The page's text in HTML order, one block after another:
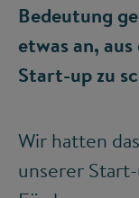
Bedeutung
etwas an,
Start-up zu
Wir hatten
unserer